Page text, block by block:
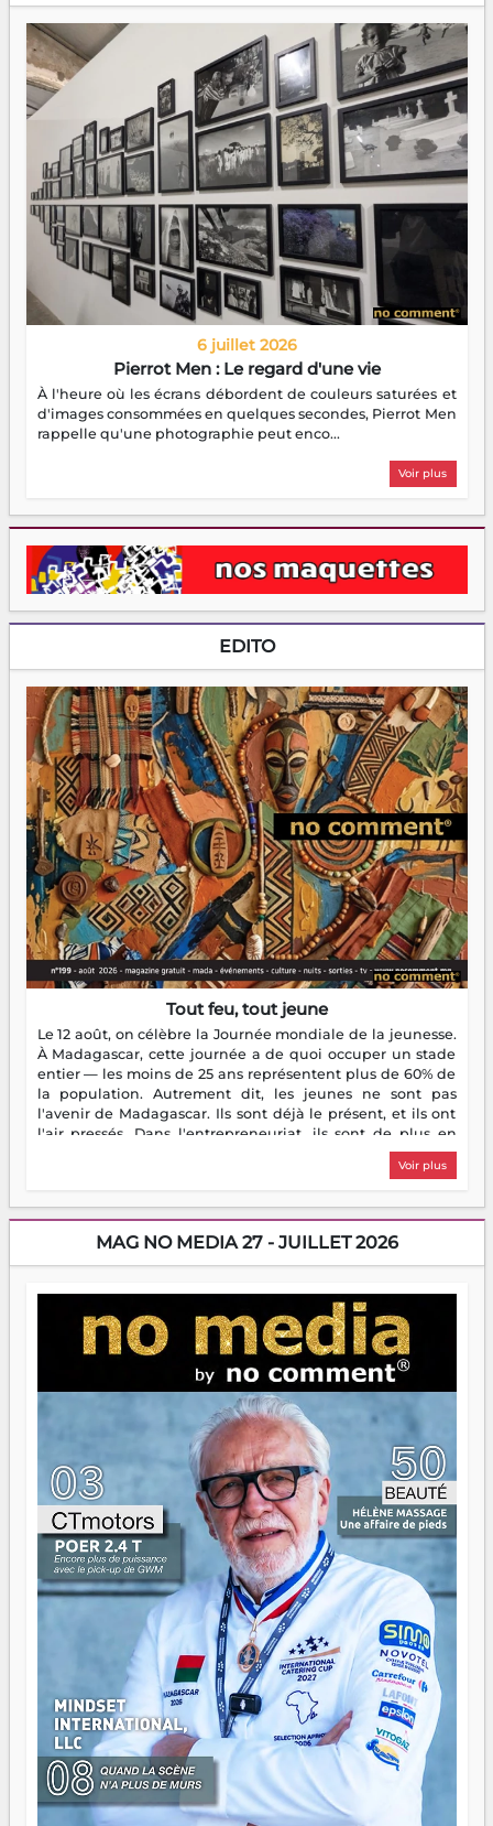
6 juillet 2026
Pierrot Men : Le regard d'une vie
À l'heure où les écrans débordent de couleurs saturées et
d'images consommées en quelques secondes, Pierrot Men
rappelle qu'une photographie peut enco...
Voir plus
EDITO
Tout feu, tout jeune
Le 12 août, on célèbre la Journée mondiale de la jeunesse.
À Madagascar, cette journée a de quoi occuper un stade
entier — les moins de 25 ans représentent plus de 60% de
la population. Autrement dit, les jeunes ne sont pas
l'avenir de Madagascar. Ils sont déjà le présent, et ils ont
l'air pressés. Dans l'entrepreneuriat, ils sont de plus en
plus nombreux à se lancer, à créer, à risquer — souvent
sans filet, souvent sans aide, mais toujours avec cette
dorment vraiment la nuit. En culture, les nouvelles sont
encore meilleures. Aina Rasamoelina vient de décrocher le
Prix RFI Instrumental Afrique. Miangaly Elia rafle le Prix
jeunes qui tiennent la torche. Alors oui, on pourrait
s'arrêter là, applaudir et rentrer chez soi satisfait. Mais ce
serait passer à côté d'une chose essentielle. La fougue, ça
brûle fort — et parfois, ça brûle vite. Une flamme sans
direction peut éclairer autant qu'elle peut consumer. C'est
là que les aînés entrent en scène — pas pour reprendre le
gouvernail, mais pour montrer où sont les récifs. Les jeunes
ont la force, les vieux ont l'expérience, comme on dit. Ce
n'est pas un combat de générations — c'est une question
d'équipage. Partagez vos réussites, mais aussi vos échecs.
Surtout vos échecs, d'ailleurs — ils enseignent mieux que
n'importe quel manuel. À Madagascar, la barque avance.
Il faut juste s'assurer que tout le monde rame dans le
même sens.
Voir plus
MAG NO MEDIA 27 - JUILLET 2026